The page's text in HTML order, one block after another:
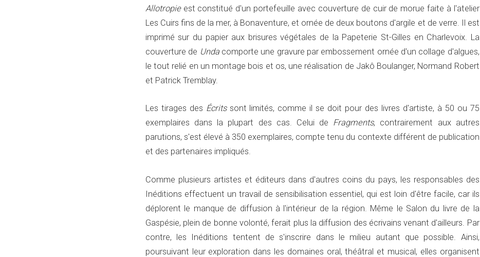
Allotropieest constitué d'un portefeuille avec couverture de cuir de morue faite à l'atelier
Les Cuirs fins de la mer, à Bonaventure, et ornée de deux boutons d'argile et de verre. Il est
imprimé sur du papier aux brisures végétales de la Papeterie St-Gilles en Charlevoix. La
couverture de Undacomporte une gravure par embossement ornée d'un collage d'algues,
le tout relié en un montage bois et os, une réalisation de Jakô Boulanger, Normand Robert
et Patrick Tremblay.
Les tirages des Écritssont limités, comme il se doit pour des livres d'artiste, à 50 ou 75
exemplaires dans la plupart des cas. Celui de Fragments, contrairement aux autres
parutions, s'est élevé à 350 exemplaires, compte tenu du contexte différent de publication
et des partenaires impliqués.
Comme plusieurs artistes et éditeurs dans d'autres coins du pays, les responsables des
Inéditions effectuent un travail de sensibilisation essentiel, qui est loin d'être facile, car ils
déplorent le manque de diffusion à l'intérieur de la région. Même le Salon du livre de la
Gaspésie, plein de bonne volonté, ferait plus la diffusion des écrivains venant d'ailleurs. Par
contre, les Inéditions tentent de s'inscrire dans le milieu autant que possible. Ainsi,
poursuivant leur exploration dans les domaines oral, théâtral et musical, elles organisent